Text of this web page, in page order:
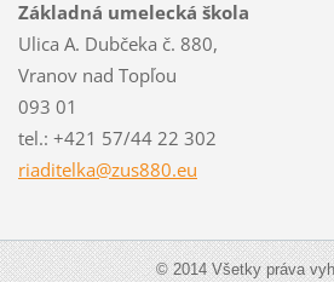
Základná umelecká škola
Ulica A. Dubčeka č. 880,
Vranov nad Topľou
093 01
tel.: +421 57/44 22 302
riaditelka@zus880.eu
© 2014 Všetky práva